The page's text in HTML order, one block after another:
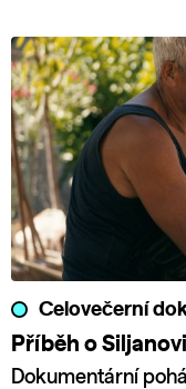
Celovečerní
Příběh o Siljanovi
Dokumentární